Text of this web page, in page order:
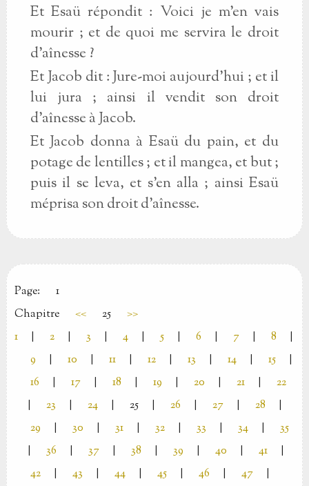
Et Esaü répondit : Voici je m’en vais
mourir ; et de quoi me servira le droit
d’aînesse ?
Et Jacob dit : Jure-moi aujourd’hui ; et il
lui jura ; ainsi il vendit son droit
d’aînesse à Jacob.
Et Jacob donna à Esaü du pain, et du
potage de lentilles ; et il mangea, et but ;
puis il se leva, et s’en alla ; ainsi Esaü
méprisa son droit d’aînesse.
Page:
1
Chapitre
<< 25
>>
1
2 3 4 5 6 7 8
9
10 11 12 13 14 15
16
17 18 19 20 21
22
23 24 25 26 27 28
29
30 31 32 33 34
35
36 37 38 39 40 41
42
43 44 45 46 47